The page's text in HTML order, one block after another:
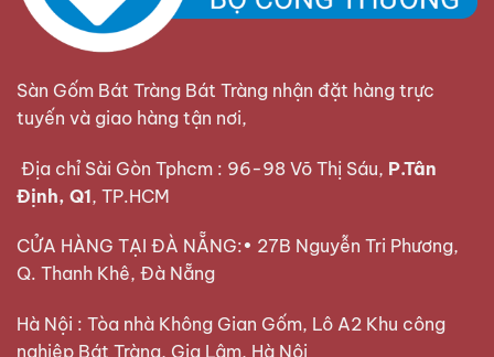
Sàn Gốm Bát Tràng Bát Tràng nhận đặt hàng trực
tuyến và giao hàng tận nơi,
Địa chỉ Sài Gòn Tphcm : 96-98 Võ Thị Sáu, P.Tân
Định, Q1, TP.HCM
CỬA HÀNG TẠI ĐÀ NẴNG:• 27B Nguyễn Tri Phương,
Q. Thanh Khê, Đà Nẵng
Hà Nội : Tòa nhà Không Gian Gốm, Lô A2 Khu công
nghiệp Bát Tràng, Gia Lâm, Hà Nội